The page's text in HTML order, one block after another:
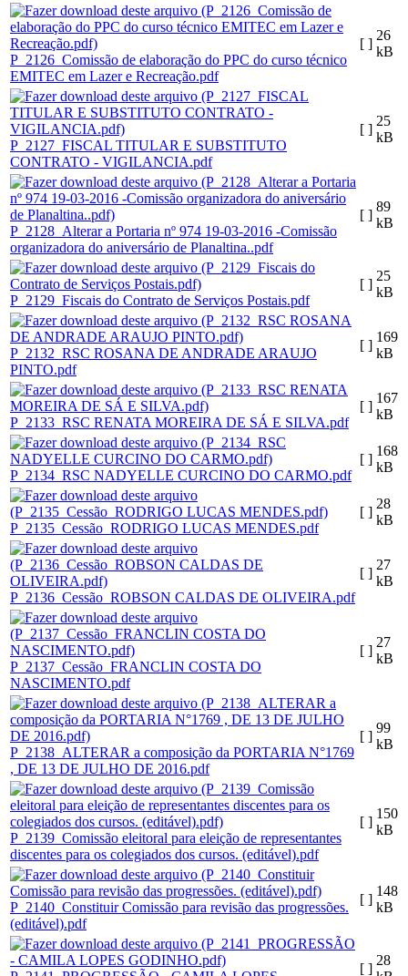
P_2126_Comissão de elaboração do PPC do curso técnico
EMITEC em Lazer e Recreação.pdf
[ ]
26
kB
P_2127_FISCAL TITULAR E SUBSTITUTO
CONTRATO - VIGILANCIA.pdf
[ ]
25
kB
P_2128_Alterar a Portaria nº 974 19-03-2016 -Comissão
organizadora do aniversário de Planaltina..pdf
[ ]
89
kB
P_2129_Fiscais do Contrato de Serviços Postais.pdf
[ ]
25
kB
P_2132_RSC ROSANA DE ANDRADE ARAUJO
PINTO.pdf
[ ]
169
kB
P_2133_RSC RENATA MOREIRA DE SÁ E SILVA.pdf
[ ]
167
kB
P_2134_RSC NADYELLE CURCINO DO CARMO.pdf
[ ]
168
kB
P_2135_Cessão_RODRIGO LUCAS MENDES.pdf
[ ]
28
kB
P_2136_Cessão_ROBSON CALDAS DE OLIVEIRA.pdf
[ ]
27
kB
P_2137_Cessão_FRANCLIN COSTA DO
NASCIMENTO.pdf
[ ]
27
kB
P_2138_ALTERAR a composição da PORTARIA N°1769
, DE 13 DE JULHO DE 2016.pdf
[ ]
99
kB
P_2139_Comissão eleitoral para eleição de representantes
discentes para os colegiados dos cursos. (editável).pdf
[ ]
150
kB
P_2140_Constituir Comissão para revisão das progressões.
(editável).pdf
[ ]
148
kB
[ ]
28